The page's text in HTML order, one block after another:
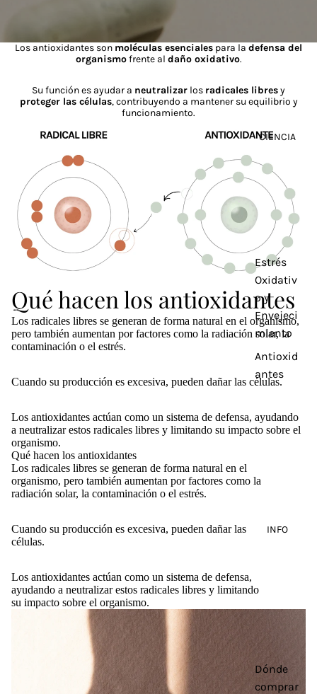
CIENCIA
Estrés
Oxidativ
o y
Envejeci
miento
Antioxid
antes
INFO
Dónde
comprar
Los antioxidantes son moléculas esenciales para la defensa del
organismofrente al daño oxidativo.
Su función es ayudar a neutralizar los radicales libresy
proteger las células, contribuyendo a mantener su equilibrio y
funcionamiento.
Qué hacen los antioxidantes
Los radicales libres se generan de forma natural en el organismo,
pero también aumentan por factores como la radiación solar, la
contaminación o el estrés.
Cuando su producción es excesiva, pueden dañar las células.
Los antioxidantes actúan como un sistema de defensa, ayudando
a neutralizar estos radicales libres y limitando su impacto sobre el
organismo.
Qué hacen los antioxidantes
Los radicales libres se generan de forma natural en el
organismo, pero también aumentan por factores como la
radiación solar, la contaminación o el estrés.
Cuando su producción es excesiva, pueden dañar las
células.
Los antioxidantes actúan como un sistema de defensa,
ayudando a neutralizar estos radicales libres y limitando
su impacto sobre el organismo.